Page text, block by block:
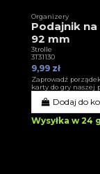
Organizery
Podajnik
92 mm
3trolle
3T31130
9,99 zł
Zaprowadź
karty do gry naszej
Dodaj do
Wysyłka w 24